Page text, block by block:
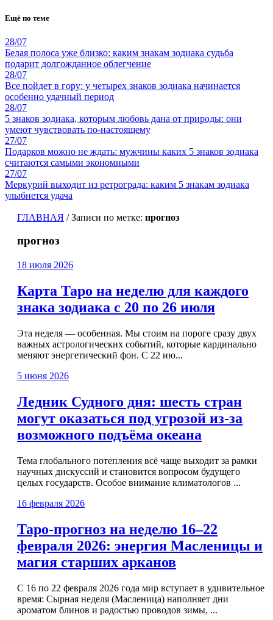
Ещё по теме
28/07
Белая полоса уже близко: каким знакам зодиака судьба
подарит долгожданное облегчение
28/07
Все пойдет в гору: у четырех знаков зодиака начинается
особенно удачный период
28/07
5 знаков зодиака, которым любовь дана от природы: они
умеют чувствовать по-настоящему
27/07
Подарков можно не ждать: мужчины каких 5 знаков зодиака
считаются самыми экономными
27/07
Меркурий выходит из ретрограда: каким 5 знакам зодиака
улыбнется удача
ГЛАВНАЯ /Записи по метке: прогноз
прогноз
18 июля 2026
Карта Таро на неделю для каждого
знака зодиака с 20 по 26 июля
Эта неделя — особенная. Мы стоим на пороге сразу двух
важных астрологических событий, которые кардинально
меняют энергетический фон. С 22 ию...
5 июня 2026
Ледник Судного дня: шесть стран
могут оказаться под угрозой из-за
возможного подъёма океана
Тема глобального потепления всё чаще выходит за рамки
научных дискуссий и становится вопросом будущего
целых государств. Особое внимание климатологов ...
16 февраля 2026
Таро-прогноз на неделю 16–22
февраля 2026: энергия Масленицы и
магия старших арканов
С 16 по 22 февраля 2026 года мир вступает в удивительное
время: Сырная неделя (Масленица) наполняет дни
ароматом блинов и радостью проводов зимы, ...